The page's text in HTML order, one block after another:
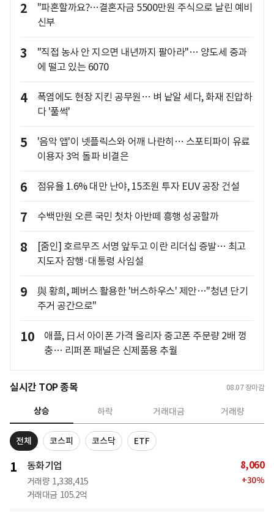
2
"파혼할까요?…결혼자금 5500만원 주식으로 날린 예비
신부
3
"직접 농사 안 지으면 내년까지 팔아라"… 양도세 중과
에 떨고 있는 6070
4
폭염에도 현장 지킨 공무원… 벼 낱알 세다, 화재 진압하
다 '풀썩'
5
'음악 앱'이 넷플릭스와 어깨 나란히… 스포티파이 유료
이용자 3억 돌파 비결은
6 점유율 1.6% 대만 난야, 15조원 투자 EUV 공장 건설
7 수백만원 오른 국민 첫차 아반떼 흥행 성공할까
8
[줌인] 호르무즈 서명 앞두고 이란 리더십 증발… 최고
지도자 잠행·대통령 사임설
9
與 황희, 폐버스 활용한 '버스하우스' 제안…"청년 단기
주거 공간으로"
10
애플, 日서 아이폰 가격 올리자 중고폰 주문량 2배 껑
충… 리퍼폰 패널은 신제품용 추월
실시간 TOP 종목 08.07 장마감
상승 하락 거래대금 거래량
전체 코스피 코스닥 ETF
1 동화기업
거래량 1,338,415
거래대금 105.2억
8,060
+30%